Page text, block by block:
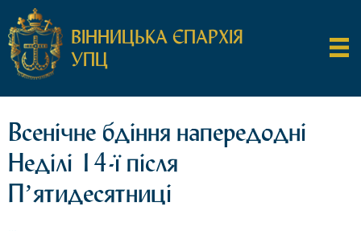
ВІННИЦЬКА ЄПАРХІЯ
УПЦ
Всенічне бдіння напередодні
Неділі 14-ї після
Пʼятидесятниці